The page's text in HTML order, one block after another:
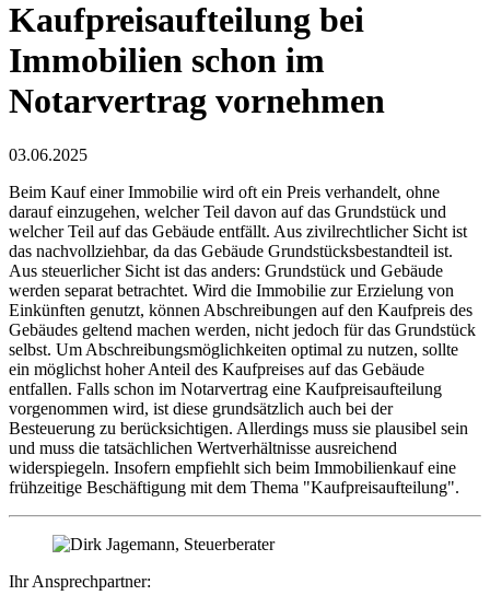
Kaufpreisaufteilung bei
Immobilien schon im
Notarvertrag vornehmen
03.06.2025
Beim Kauf einer Immobilie wird oft ein Preis verhandelt, ohne
darauf einzugehen, welcher Teil davon auf das Grundstück und
welcher Teil auf das Gebäude entfällt. Aus zivilrechtlicher Sicht ist
das nachvollziehbar, da das Gebäude Grundstücksbestandteil ist.
Aus steuerlicher Sicht ist das anders: Grundstück und Gebäude
werden separat betrachtet. Wird die Immobilie zur Erzielung von
Einkünften genutzt, können Abschreibungen auf den Kaufpreis des
Gebäudes geltend machen werden, nicht jedoch für das Grundstück
selbst. Um Abschreibungsmöglichkeiten optimal zu nutzen, sollte
ein möglichst hoher Anteil des Kaufpreises auf das Gebäude
entfallen. Falls schon im Notarvertrag eine Kaufpreisaufteilung
vorgenommen wird, ist diese grundsätzlich auch bei der
Besteuerung zu berücksichtigen. Allerdings muss sie plausibel sein
und muss die tatsächlichen Wertverhältnisse ausreichend
widerspiegeln. Insofern empfiehlt sich beim Immobilienkauf eine
frühzeitige Beschäftigung mit dem Thema "Kaufpreisaufteilung".
Ihr Ansprechpartner: